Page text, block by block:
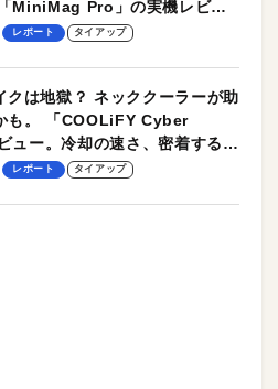
MiniMag Pro」の実機レビュ
レポート タイアップ
クは地獄？ ネッククーラーが助
も。 「COOLiFY Cyber
ュー。冷却の速さ、密着する冷
、シンプルな操作性がグッド！
レポート タイアップ